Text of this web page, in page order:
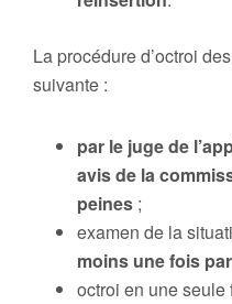
La procédure d’octroi
suivante :
par le juge de
avis de la
peines ;
examen de la
moins une fois
octroi en une seule